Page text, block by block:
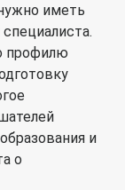
иметь
профилю
и
о